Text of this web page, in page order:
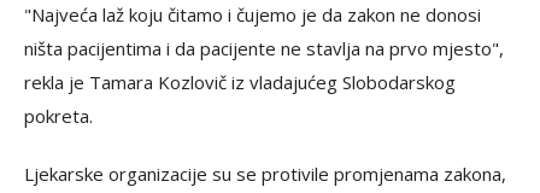
"Najveća laž koju čitamo i čujemo je da zakon ne donosi
ništa pacijentima i da pacijente ne stavlja na prvo mjesto",
rekla je Tamara Kozlovič iz vladajućeg Slobodarskog
pokreta.
Ljekarske organizacije su se protivile promjenama zakona,